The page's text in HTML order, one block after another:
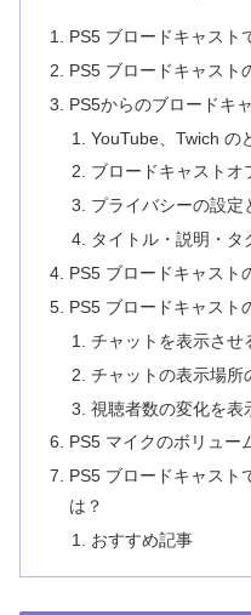
PS5 ブロードキャスト
PS5 ブロードキャスト
PS5からのブロードキ
YouTube、Twich の
ブロードキャストオ
プライバシーの設定
タイトル・説明・
PS5 ブロードキャスト
PS5 ブロードキャスト
チャットを表示させ
チャットの表示場所
視聴者数の変化を表
PS5 マイクのボリュー
PS5 ブロードキャスト
は？
おすすめ記事